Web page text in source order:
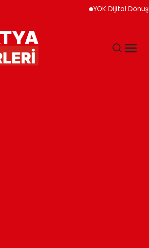
YOK Dijital Dönüşüm